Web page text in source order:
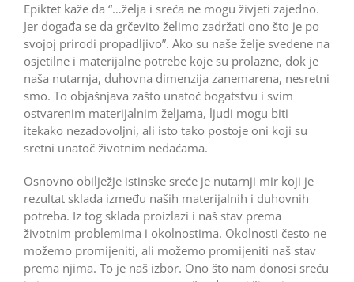
Epiktet kaže da “…želja i sreća ne mogu živjeti zajedno.
Jer događa se da grčevito želimo zadržati ono što je po
svojoj prirodi propadljivo”. Ako su naše želje svedene na
osjetilne i materijalne potrebe koje su prolazne, dok je
naša nutarnja, duhovna dimenzija zanemarena, nesretni
smo. To objašnjava zašto unatoč bogatstvu i svim
ostvarenim materijalnim željama, ljudi mogu biti
itekako nezadovoljni, ali isto tako postoje oni koji su
sretni unatoč životnim nedaćama.
Osnovno obilježje istinske sreće je nutarnji mir koji je
rezultat sklada između naših materijalnih i duhovnih
potreba. Iz tog sklada proizlazi i naš stav prema
životnim problemima i okolnostima. Okolnosti često ne
možemo promijeniti, ali možemo promijeniti naš stav
prema njima. To je naš izbor. Ono što nam donosi sreću